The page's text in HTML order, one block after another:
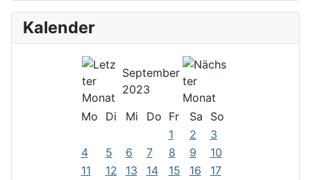
Kalender
September
2023
Mo
Di Mi Do Fr Sa
So
1
2
3
4
5 6 7 8 9
10
11
12 13 14 15 16
17